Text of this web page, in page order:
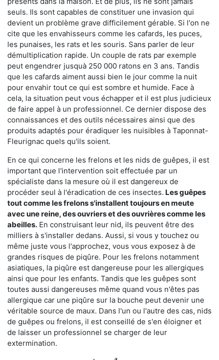
seuls. Ils sont capables de constituer une invasion qui
devient un problème grave difficilement gérable. Si l'on ne
cite que les envahisseurs comme les cafards, les puces,
les punaises, les rats et les souris. Sans parler de leur
démultiplication rapide. Un couple de rats par exemple
peut engendrer jusquà 250 000 ratons en 3 ans. Tandis
que les cafards aiment aussi bien le jour comme la nuit
pour envahir tout ce qui est sombre et humide. Face à
cela, la situation peut vous échapper et il est plus judicieux
de faire appel à un professionnel. Ce dernier dispose des
connaissances et des outils nécessaires ainsi que des
produits adaptés pour éradiquer les nuisibles à Taponnat-
Fleurignac quels qu'ils soient.
En ce qui concerne les frelons et les nids de guêpes, il est
important que l'intervention soit effectuée par un
spécialiste dans la mesure où il est dangereux de
procéder seul à l'éradication de ces insectes. Les guêpes
tout comme les frelons s'installent toujours en meute
avec une reine, des ouvriers et des ouvrières comme les
abeilles. En construisant leur nid, ils peuvent être des
milliers à s'installer dedans. Aussi, si vous y touchez ou
même juste vous l'approchez, vous vous exposez à de
grandes risques de piqûre. Pour les frelons notamment
asiatiques, la piqûre est dangereuse pour les allergiques
ainsi que pour les enfants. Tandis que les guêpes sont
toutes aussi dangereuses même quand vous n'êtes pas
allergique car une piqûre sur la bouche peut devenir une
véritable source de maux. Dans l'un ou l'autre des cas, nids
de guêpes ou frelons, il est conseillé de s'en éloigner et
de laisser un professionnel se charger de leur
extermination.